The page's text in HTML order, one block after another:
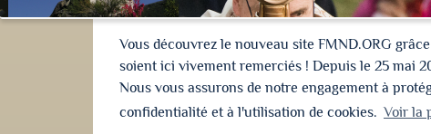
Vous découvrez le nouveau site FMND.ORG
soient ici vivement remerciés ! Depuis le 25 mai
Nous vous assurons de notre engagement à
confidentialité et à l'utilisation de cookies. Voir la